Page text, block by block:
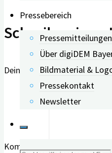
Pressebereich
Pressemitteilungen
Über digiDEM
Bildmaterial &
Pressekontakt
Newsletter
Schreibe einen
Deine E-Mail-Adresse wird
Kommentar